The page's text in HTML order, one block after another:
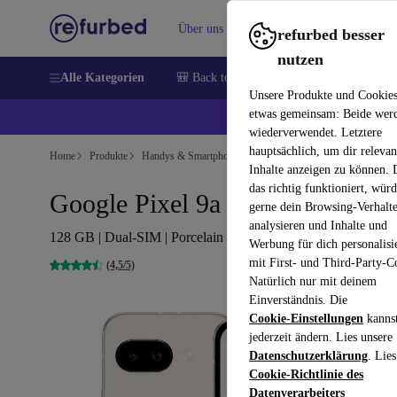
refurbed besser
nutzen
Unsere Produkte und
etwas gemeinsam: Beide
wiederverwendet. Letztere
hauptsächlich, um dir
Inhalte anzeigen zu können.
das richtig funktioniert,
gerne dein Browsing-
analysieren und Inhalte und
Werbung für dich
mit First- und Third-Party-
Natürlich nur mit deinem
Einverständnis. Die
Cookie-Einstellungen
jederzeit ändern. Lies unsere
Datenschutzerklärung.
Cookie-Richtlinie des
Datenverarbeiters
Über uns Verkaufen Hilfe
Alle Kategorien 🎒 Back to school
💰
Home Produkte Handys & Smartphones Google Pixel Handys
Google Pixel 9a
128 GB | Dual-SIM | Porcelain
(4,5/5)